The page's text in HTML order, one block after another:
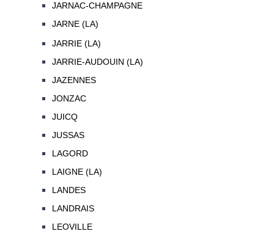
JARNAC-CHAMPAGNE
JARNE (LA)
JARRIE (LA)
JARRIE-AUDOUIN (LA)
JAZENNES
JONZAC
JUICQ
JUSSAS
LAGORD
LAIGNE (LA)
LANDES
LANDRAIS
LEOVILLE